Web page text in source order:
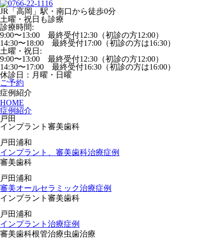
JR「高岡」駅・南口から徒歩0分
土曜・祝日も診療
診療時間:
9:00〜13:00 最終受付12:30（初診の方12:00）
14:30〜18:00 最終受付17:00（初診の方は16:30）
土曜・祝日:
9:00〜13:00 最終受付12:30（初診の方12:00）
14:30〜17:00 最終受付16:30（初診の方は16:00）
休診日：月曜・日曜
ご予約
症例紹介
HOME
症例紹介
戸田
インプラント 審美歯科
戸田浦和
インプラント、審美歯科治療症例
審美歯科
戸田浦和
審美オールセラミック治療症例
インプラント 審美歯科
戸田浦和
インプラント治療症例
審美歯科根管治療虫歯治療